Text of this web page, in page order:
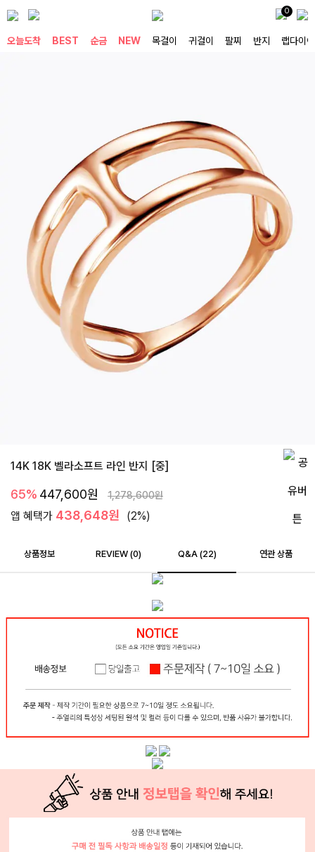
0
오늘도착 BEST 순금 NEW 목걸이 귀걸이 팔찌 반지 랩다이아
14K 18K 벨라소프트 라인 반지 [중]
65% 447,600원 1,278,600원
앱 혜택가 438,648원 (2%)
상품정보 REVIEW (0) Q&A (22) 연관 상품